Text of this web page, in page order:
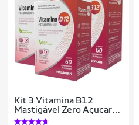
Kit 3 Vitamina B12
Mastigável Zero Açucar
60 Cp Maxinutri